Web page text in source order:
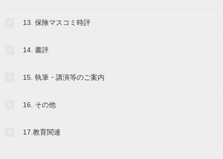
13. 保険マスコミ時評
14. 書評
15. 執筆・講演等のご案内
16. その他
17.教育関連